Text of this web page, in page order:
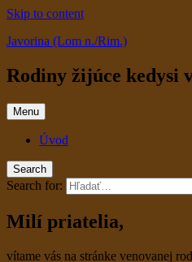
Skip to content
Javorina (Lom n./Rim.)
Rodiny žijúce kedysi
Menu
Úvod
Search
Search for:
Milí priatelia,
vítame vás na stránke venovanej